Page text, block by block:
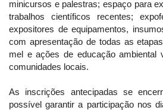
minicursos e palestras; espaço para
trabalhos científicos recentes;
expositores de equipamentos,
com apresentação de todas as
mel e ações de educação ambiental
comunidades locais.
As inscrições antecipadas se
possível garantir a participação nos